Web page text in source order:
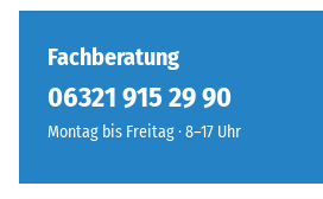
Fachberatung
06321 915 29 90
Montag bis Freitag · 8–17 Uhr